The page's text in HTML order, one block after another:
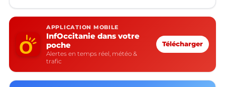
APPLICATION MOBILE
InfOccitanie dans votre
poche
Alertes en temps réel, météo &
trafic
Télécharger